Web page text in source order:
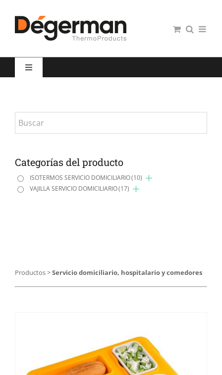
contenido
Toggle
Hospitales
Panaderías y Pastelerías
Servicio domiciliario
91 629 17 10
Productos>Servicio domiciliario, hospitalario y comedores
Categorías del producto
ISOTERMOS SERVICIO DOMICILIARIO(10)
VAJILLA SERVICIO DOMICILIARIO(17)